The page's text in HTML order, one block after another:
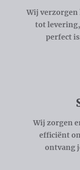
Wij verzorgen
tot
perfect
Wij zorgen
efficiënt
ontvang